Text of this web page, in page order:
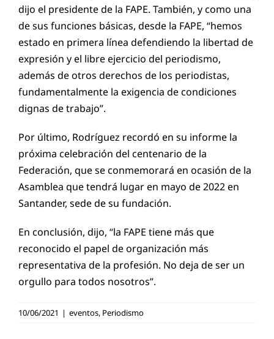
dijo el presidente de la FAPE. También, y como una
de sus funciones básicas, desde la FAPE, “hemos
estado en primera línea defendiendo la libertad de
expresión y el libre ejercicio del periodismo,
además de otros derechos de los periodistas,
fundamentalmente la exigencia de condiciones
dignas de trabajo”.
Por último, Rodríguez recordó en su informe la
próxima celebración del centenario de la
Federación, que se conmemorará en ocasión de la
Asamblea que tendrá lugar en mayo de 2022 en
Santander, sede de su fundación.
En conclusión, dijo, “la FAPE tiene más que
reconocido el papel de organización más
representativa de la profesión. No deja de ser un
orgullo para todos nosotros”.
10/06/2021 | eventos, Periodismo